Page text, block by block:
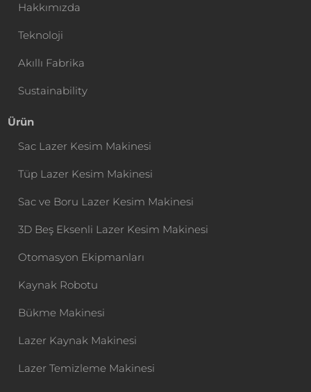
Hakkımızda
Teknoloji
Akıllı Fabrika
Sustainability
Ürün
Sac Lazer Kesim Makinesi
Tüp Lazer Kesim Makinesi
Sac ve Boru Lazer Kesim Makinesi
3D Beş Eksenli Lazer Kesim Makinesi
Otomasyon Ekipmanları
Kaynak Robotu
Bükme Makinesi
Lazer Kaynak Makinesi
Lazer Temizleme Makinesi